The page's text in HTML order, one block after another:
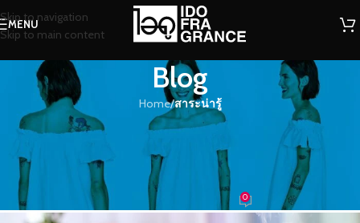
Skip to navigation
Skip to main content
MENU
Blog
Home/สาระน่ารู้
สาระน่ารู้
ความปลอดภัยของการกระจายกลิ่น
หอมๆ ของเครื่องพ่นอโรมา
น้ำหอม On 28/04/2023 0